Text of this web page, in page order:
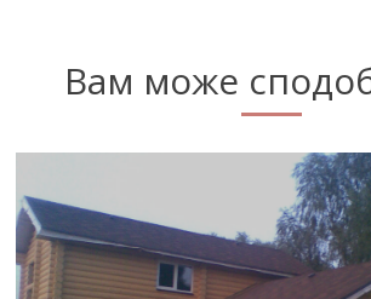
Вам може